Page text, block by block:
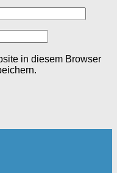
in diesem Browser